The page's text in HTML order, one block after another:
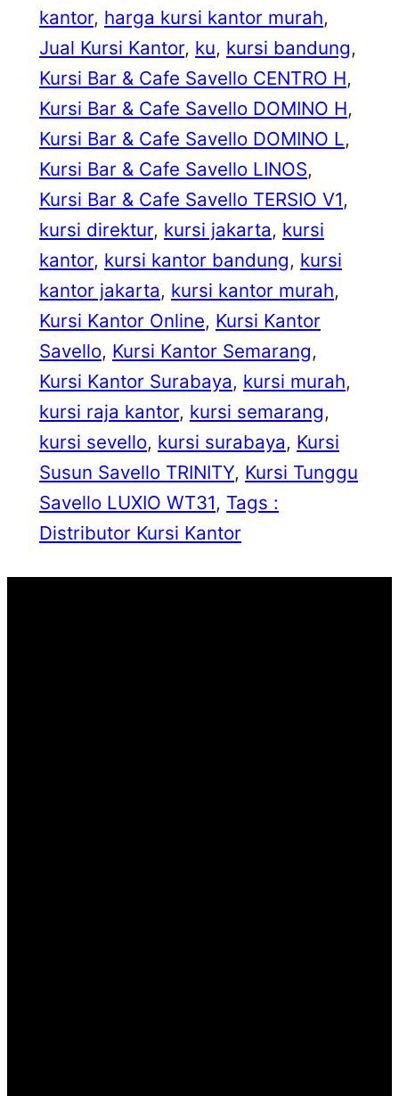
kantor, harga kursi kantor murah
Jual Kursi Kantor, ku, kursi bandung
Kursi Bar & Cafe Savello CENTRO H
Kursi Bar & Cafe Savello DOMINO H
Kursi Bar & Cafe Savello DOMINO L
Kursi Bar & Cafe Savello LINOS
Kursi Bar & Cafe Savello TERSIO V1
kursi direktur, kursi jakarta, kursi
kantor, kursi kantor bandung, kursi
kantor jakarta, kursi kantor murah
Kursi Kantor Online, Kursi Kantor
Savello, Kursi Kantor Semarang
Kursi Kantor Surabaya, kursi murah
kursi raja kantor, kursi semarang
kursi sevello, kursi surabaya, Kursi
Susun Savello TRINITY, Kursi Tunggu
Savello LUXIO WT31, Tags :
Distributor Kursi Kantor